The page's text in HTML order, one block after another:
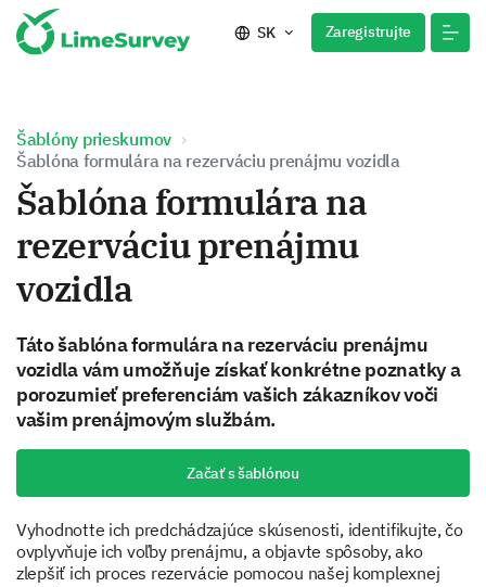
SK Zaregistrujte
Šablóny prieskumov
Šablóna formulára na rezerváciu prenájmu vozidla
Šablóna formulára na
rezerváciu prenájmu
vozidla
Táto šablóna formulára na rezerváciu prenájmu
vozidla vám umožňuje získať konkrétne poznatky a
porozumieť preferenciám vašich zákazníkov voči
vašim prenájmovým službám.
Začať s šablónou
Vyhodnotte ich predchádzajúce skúsenosti, identifikujte, čo
ovplyvňuje ich voľby prenájmu, a objavte spôsoby, ako
zlepšiť ich proces rezervácie pomocou našej komplexnej